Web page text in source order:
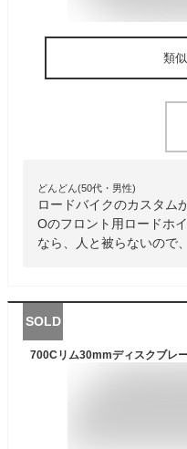
類
どんどん(50代・男性)
ロードバイクのカスタム
Oのフロント用ロードホ
なら、人と被らないので
SOLD